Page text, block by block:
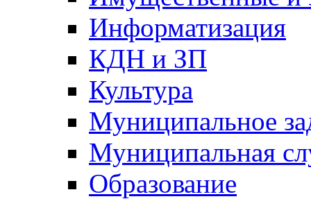
Информатизация
КДН и ЗП
Культура
Муниципальное
Муниципальная
Образование